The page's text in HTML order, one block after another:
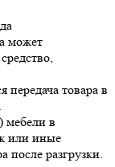
может
передача товара в
мебели в
или иные
после разгрузки.